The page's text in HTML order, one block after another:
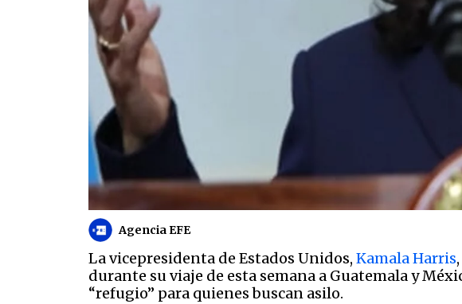
Agencia EFE
La vicepresidenta de Estados Unidos, Kamala Harris
durante su viaje de esta semana a Guatemala y
“refugio” para quienes buscan asilo.